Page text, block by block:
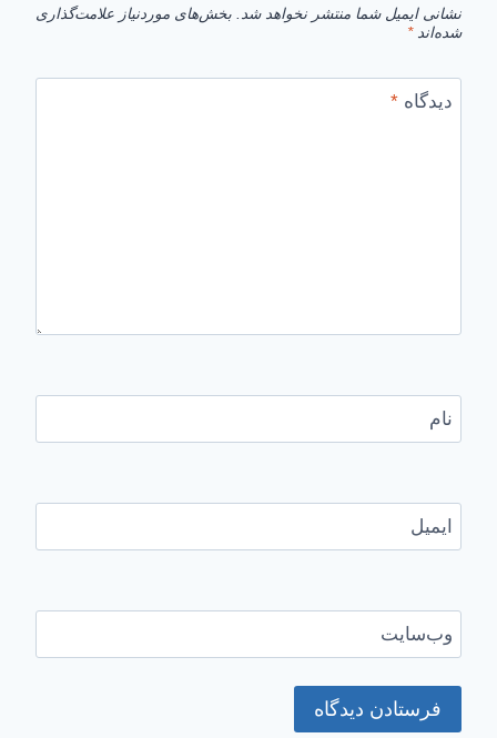
نشانی ایمیل شما منتشر نخواهد شد. بخش‌های موردنیاز علامت‌گذاری
شده‌اند*
دیدگاه*
نام
ایمیل
وب‌سایت